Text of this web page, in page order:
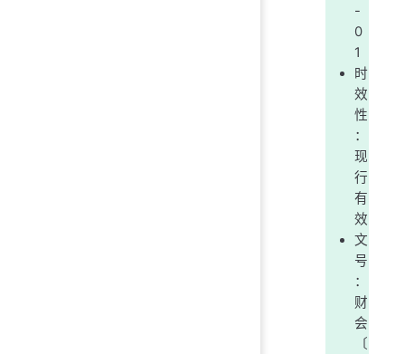
-
0
1
时
效
性
：
现
行
有
效
文
号
：
财
会
〔